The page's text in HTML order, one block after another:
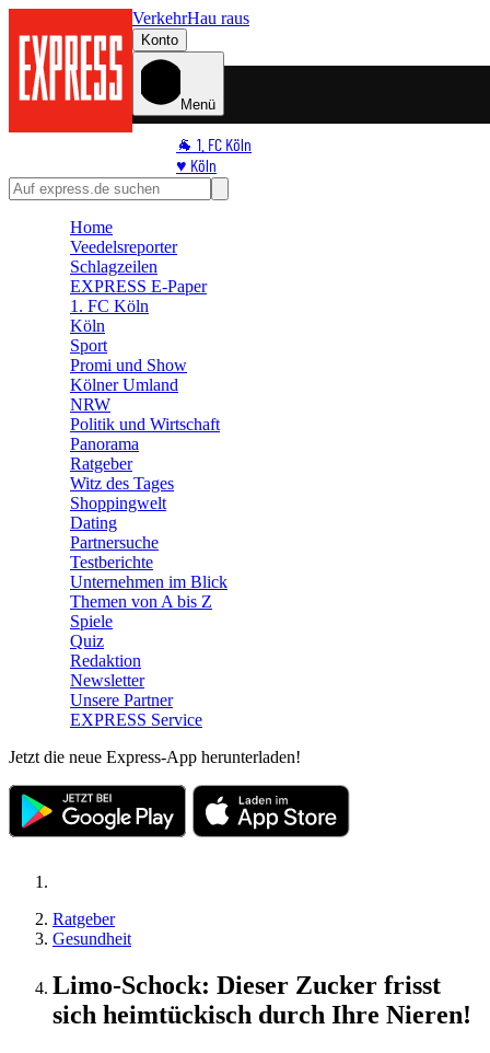
VerkehrHau raus
Konto
Menü
🐐 1. FC Köln
♥️ Köln
⭐ Promi
🛒 Shoppingwelt
Home
Veedelsreporter
Schlagzeilen
EXPRESS E-Paper
1. FC Köln
Köln
Sport
Promi und Show
Kölner Umland
NRW
Politik und Wirtschaft
Panorama
Ratgeber
Witz des Tages
Shoppingwelt
Dating
Partnersuche
Testberichte
Unternehmen im Blick
Themen von A bis Z
Spiele
Quiz
Redaktion
Newsletter
Unsere Partner
EXPRESS Service
Jetzt die neue Express-App herunterladen!
Ratgeber
Gesundheit
Limo-Schock: Dieser Zucker frisst
sich heimtückisch durch Ihre Nieren!